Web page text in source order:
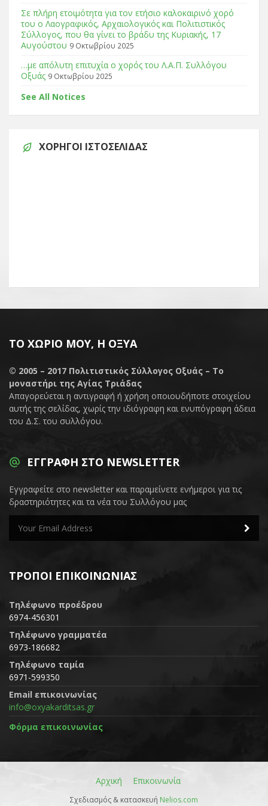
Σε πλήρη ετοιμότητα για τον ετήσιο καλοκαιρινό χορό
του ο Λαογραφικός, Αρχαιολογικός και Πολιτιστικός
Σύλλογος, που θα γίνει το βράδυ της Κυριακής, 17
Αυγούστου 9 Οκτωβρίου 2025
…με απόλυτη επιτυχία ο χορός του Λ.Α.Π. Συλλόγου
Οξυάς 9 Οκτωβρίου 2025
See All Notices
ΧΟΡΗΓΟΊ ΙΣΤΟΣΕΛΊΔΑΣ
ΤΟ ΧΩΡΙΌ ΜΟΥ, Η ΟΞΥΆ
© 2005 – 2017 Πολιτιστικός Σύλλογος Οξυάς – Το
μοναστήρι της Αγίας Τριάδας
Απαγορεύεται η αντιγραφή ή χρήση οποιουδήποτε στοιχείου
αυτής της σελίδας, χωρίς την ιδιόγραφη και ενυπόγραφη άδεια
του Δ.Σ. του συλλόγου.
ΕΓΓΡΑΦΉ ΣΤΟ NEWSLETTER
Εγγραφείτε στο newsletter και παραμείνετε ενήμεροι για τις
δραστηριότητες και τα νέα του Συλλόγου μας
ΤΡΌΠΟΙ ΕΠΙΚΟΙΝΩΝΊΑΣ
Τηλέφωνο προέδρου
6974-456301
Τηλέφωνο γραμματέα
6973-186682
Τηλέφωνο ταμία
6971-599350
Email επικοινωνίας
info@oxyakarditsas.gr
Φόρμα επικοινωνίας
Αρχική Επικοινωνία
Σχεδιασμός & κατασκευή Nelios.com